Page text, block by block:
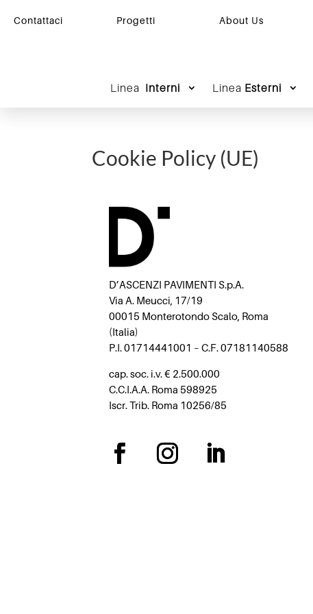
Contattaci Progetti About Us
Linea Interni Linea Esterni
Cookie Policy (UE)
D’ASCENZI PAVIMENTI S.p.A.
Via A. Meucci, 17/19
00015 Monterotondo Scalo, Roma
(Italia)
P.I. 01714441001 – C.F. 07181140588
cap. soc. i.v. € 2.500.000
C.C.I.A.A. Roma 598925
Iscr. Trib. Roma 10256/85